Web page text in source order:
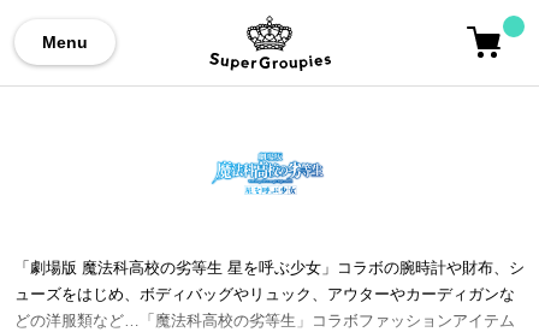
Menu
「劇場版 魔法科高校の劣等生 星を呼ぶ少女」コラボの腕時計や財布、シ
ューズをはじめ、ボディバッグやリュック、アウターやカーディガンな
どの洋服類など…「魔法科高校の劣等生」コラボファッションアイテム